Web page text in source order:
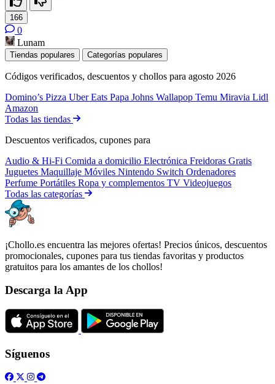
166
0
Lunam
Tiendas populares Categorías populares
Códigos verificados, descuentos y chollos para agosto 2026
Domino’s Pizza Uber Eats Papa Johns Wallapop Temu Miravia Lidl
Amazon
Todas las tiendas
Descuentos verificados, cupones para
Audio & Hi-Fi Comida a domicilio Electrónica Freidoras Gratis
Juguetes Maquillaje Móviles Nintendo Switch Ordenadores
Perfume Portátiles Ropa y complementos TV Videojuegos
Todas las categorías
¡Chollo.es encuentra las mejores ofertas! Precios únicos, descuentos
promocionales, cupones para tus tiendas favoritas y productos
gratuitos para los amantes de los chollos!
Descarga la App
Síguenos